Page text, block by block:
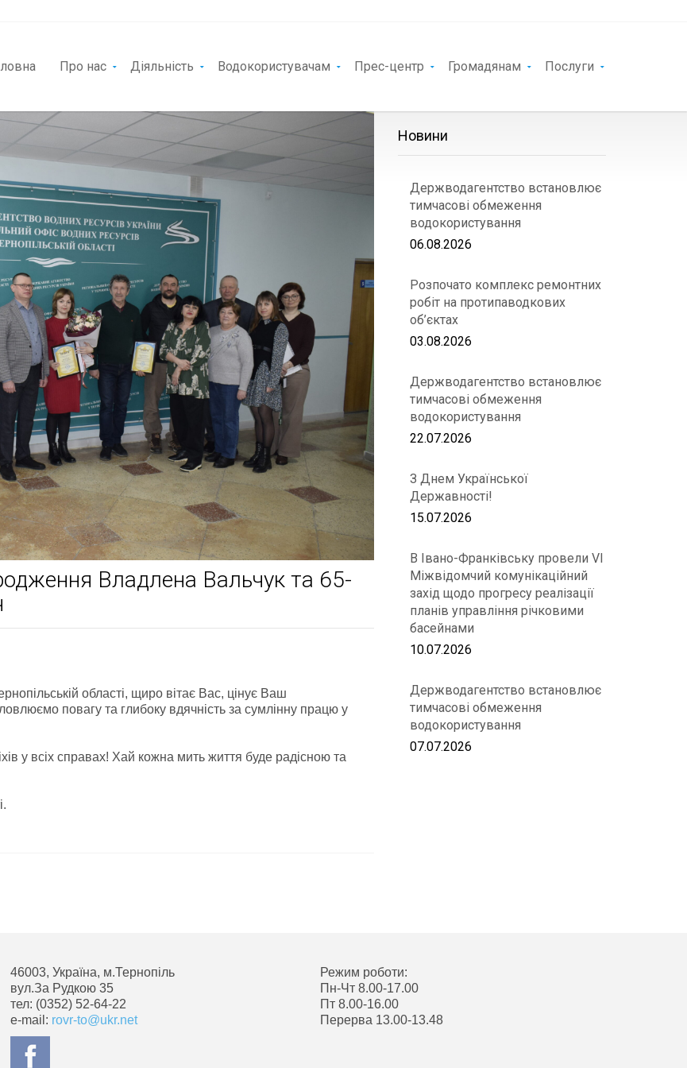
Про нас Діяльність Водокористувачам Прес-центр Громадянам Послуги
Владлена Вальчук та 65-
області, щиро вітає Вас, цінує Ваш
повагу та глибоку вдячність за сумлінну працю у
у всіх справах! Хай кожна мить життя буде радісною та
Новини
Держводагентство встановлює
тимчасові обмеження
водокористування
06.08.2026
Розпочато комплекс ремонтних
робіт на протипаводкових
об’єктах
03.08.2026
Держводагентство встановлює
тимчасові обмеження
водокористування
22.07.2026
З Днем Української
Державності!
15.07.2026
В Івано-Франківську провели VІ
Міжвідомчий комунікаційний
захід щодо прогресу реалізації
планів управління річковими
басейнами
10.07.2026
Держводагентство встановлює
тимчасові обмеження
водокористування
07.07.2026
46003, Україна, м.Тернопіль
вул.За Рудкою 35
тел: (0352) 52-64-22
e-mail: rovr-to@ukr.net
Режим роботи:
Пн-Чт 8.00-17.00
Пт 8.00-16.00
Перерва 13.00-13.48